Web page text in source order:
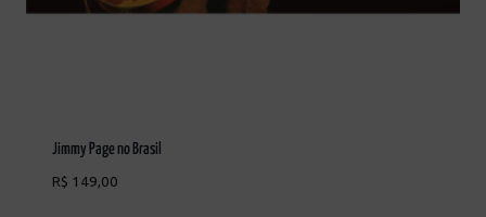
Jimmy Page no Brasil
R$ 149,00